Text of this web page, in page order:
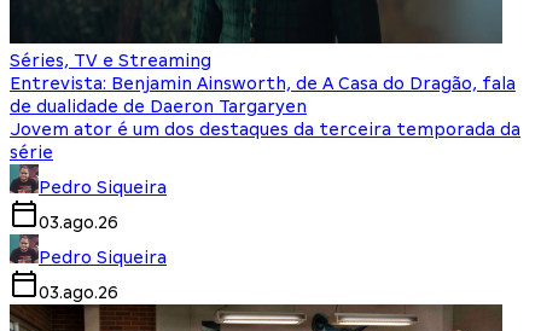
Séries, TV e Streaming
Entrevista: Benjamin Ainsworth, de A Casa do Dragão, fala
de dualidade de Daeron Targaryen
Jovem ator é um dos destaques da terceira temporada da
série
Pedro Siqueira
03.ago.26
Pedro Siqueira
03.ago.26